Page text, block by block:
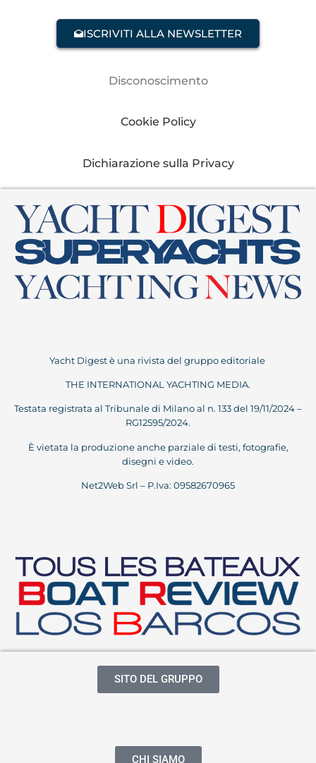
ISCRIVITI ALLA NEWSLETTER
Disconoscimento
Cookie Policy
Dichiarazione sulla Privacy
Yacht Digest è una rivista del gruppo editoriale
THE INTERNATIONAL YACHTING MEDIA.
Testata registrata al Tribunale di Milano al n. 133 del 19/11/2024 –
RG12595/2024.
È vietata la produzione anche parziale di testi, fotografie,
disegni e video.
Net2Web Srl – P.Iva: 09582670965
SITO DEL GRUPPO
CHI SIAMO